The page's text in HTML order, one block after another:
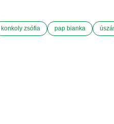
konkoly zsófia pap bianka